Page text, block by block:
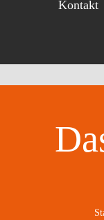
Kontakt